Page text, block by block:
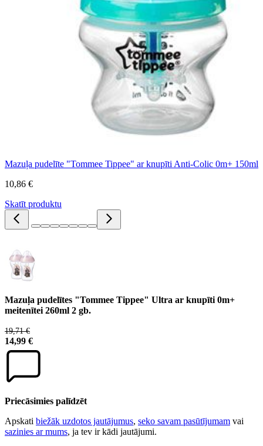
Mazuļa pudelīte "Tommee Tippee" ar knupīti Anti-Colic 0m+ 150ml
10,86 €
Skatīt produktu
Mazuļa pudelītes "Tommee Tippee" Ultra ar knupīti 0m+
meitenītei 260ml 2 gb.
19,71 €
14,99 €
Priecāsimies palīdzēt
Apskati biežāk uzdotos jautājumus, seko savam pasūtījumam vai
sazinies ar mums, ja tev ir kādi jautājumi.